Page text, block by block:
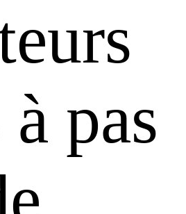
pas